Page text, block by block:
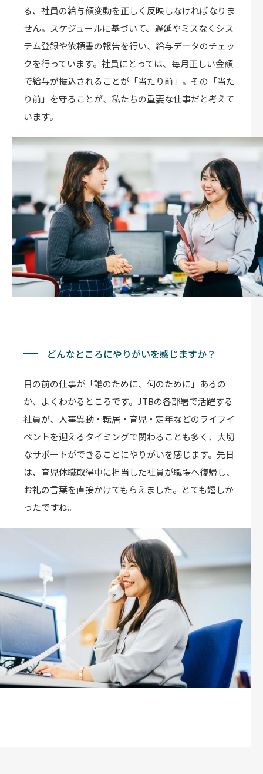
る、社員の給与額変動を正しく反映しなければなりま
せん。スケジュールに基づいて、遅延やミスなくシス
テム登録や依頼書の報告を行い、給与データのチェッ
クを行っています。社員にとっては、毎月正しい金額
で給与が振込されることが「当たり前」。その「当た
り前」を守ることが、私たちの重要な仕事だと考えて
います。
どんなところにやりがいを感じますか？
目の前の仕事が「誰のために、何のために」あるの
か、よくわかるところです。JTBの各部署で活躍する
社員が、人事異動・転居・育児・定年などのライフイ
ベントを迎えるタイミングで関わることも多く、大切
なサポートができることにやりがいを感じます。先日
は、育児休職取得中に担当した社員が職場へ復帰し、
お礼の言葉を直接かけてもらえました。とても嬉しか
ったですね。